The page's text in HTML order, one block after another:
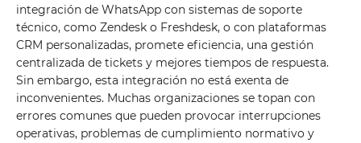
integración de WhatsApp con sistemas de soporte
técnico, como Zendesk o Freshdesk, o con plataformas
CRM personalizadas, promete eficiencia, una gestión
centralizada de tickets y mejores tiempos de respuesta.
Sin embargo, esta integración no está exenta de
inconvenientes. Muchas organizaciones se topan con
errores comunes que pueden provocar interrupciones
operativas, problemas de cumplimiento normativo y